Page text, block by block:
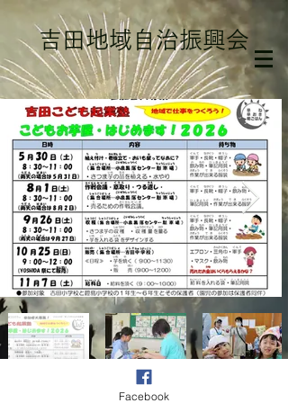
吉田地域自治振興会
Facebook